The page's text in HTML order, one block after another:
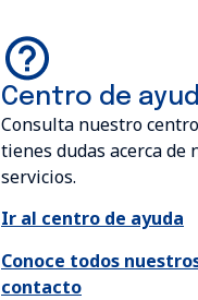
Centro de
Consulta nuestro
tienes dudas acerca de
servicios.
Ir al centro de ayuda
Conoce todos
contacto